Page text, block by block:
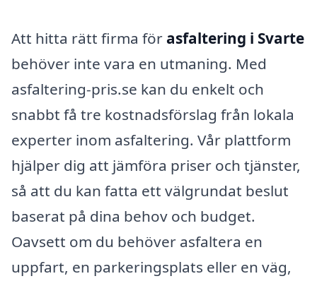
Att hitta rätt firma för asfaltering i Svarte
behöver inte vara en utmaning. Med
asfaltering-pris.se kan du enkelt och
snabbt få tre kostnadsförslag från lokala
experter inom asfaltering. Vår plattform
hjälper dig att jämföra priser och tjänster,
så att du kan fatta ett välgrundat beslut
baserat på dina behov och budget.
Oavsett om du behöver asfaltera en
uppfart, en parkeringsplats eller en väg,